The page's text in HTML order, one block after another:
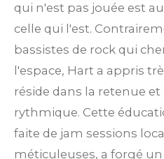
qui n'est pas jouée est
celle qui l'est.
bassistes de rock qui
l'espace, Hart a appris
réside dans la retenue
rythmique. Cette
faite de jam sessions
méticuleuses, a forgé